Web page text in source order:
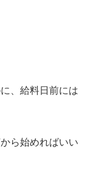
、給料日前には
ら始めればいい